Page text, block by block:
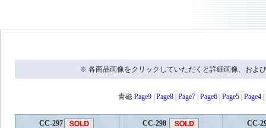
※ 各商品画像をクリックしていただくと詳細画像、およ
青磁 Page9 Page8 Page7 Page6 Page5 Page4
CC-297 CC-298 CC-